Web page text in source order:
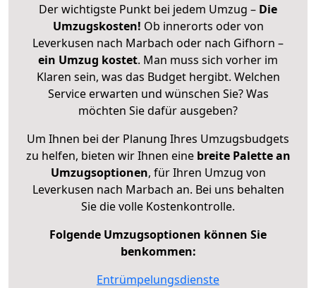
Der wichtigste Punkt bei jedem Umzug – Die
Umzugskosten! Ob innerorts oder von
Leverkusen nach Marbach oder nach Gifhorn –
ein Umzug kostet. Man muss sich vorher im
Klaren sein, was das Budget hergibt. Welchen
Service erwarten und wünschen Sie? Was
möchten Sie dafür ausgeben?
Um Ihnen bei der Planung Ihres Umzugsbudgets
zu helfen, bieten wir Ihnen eine breite Palette an
Umzugsoptionen, für Ihren Umzug von
Leverkusen nach Marbach an. Bei uns behalten
Sie die volle Kostenkontrolle.
Folgende Umzugsoptionen können Sie
benkommen:
Entrümpelungsdienste